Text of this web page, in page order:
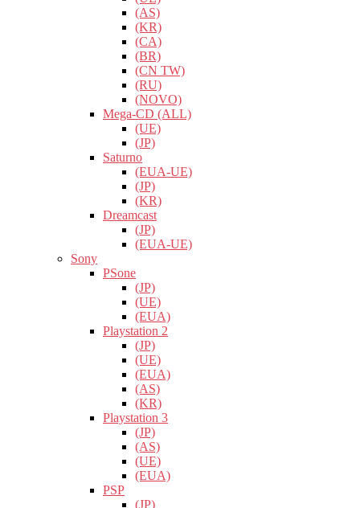
(AS)
(KR)
(CA)
(BR)
(CN TW)
(RU)
(NOVO)
Mega-CD (ALL)
(UE)
(JP)
Saturno
(EUA-UE)
(JP)
(KR)
Dreamcast
(JP)
(EUA-UE)
Sony
PSone
(JP)
(UE)
(EUA)
Playstation 2
(JP)
(UE)
(EUA)
(AS)
(KR)
Playstation 3
(JP)
(AS)
(UE)
(EUA)
PSP
(JP)